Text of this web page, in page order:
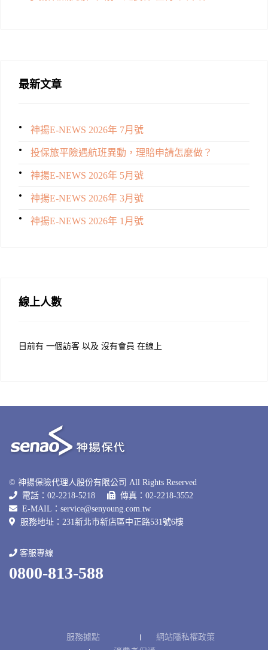
最新文章
神揚E-NEWS 2026年 7月號
投保旅平險遇航班異動，理賠申請怎麼做？
神揚E-NEWS 2026年 5月號
神揚E-NEWS 2026年 3月號
神揚E-NEWS 2026年 1月號
線上人數
目前有 一個訪客 以及 沒有會員 在線上
© 神揚保險代理人股份有限公司 All Rights Reserved
電話：02-2218-5218
傳真：02-2218-3552
E-MAIL： service@senyoung.com.tw
服務地址：231新北巿新店區中正路531號6樓
客服專線
0800-813-588
服務據點
網站隱私權政策